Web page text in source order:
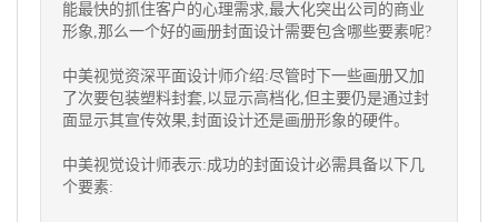
能最快的抓住客户的心理需求,最大化突出公司的商业
形象,那么一个好的画册封面设计需要包含哪些要素呢?
中美视觉资深平面设计师介绍:尽管时下一些画册又加
了次要包装塑料封套,以显示高档化,但主要仍是通过封
面显示其宣传效果,封面设计还是画册形象的硬件。
中美视觉设计师表示:成功的封面设计必需具备以下几
个要素: